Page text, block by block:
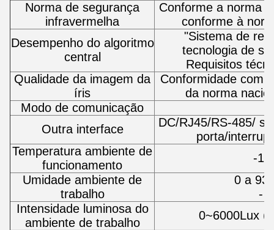
Norma de segurança
infravermelha
Conforme a norma
conforme à
Desempenho do algoritmo
central
"Sistema de
tecnologia de
Requisitos
Qualidade da imagem da
íris
Conformidade com
da norma
Modo de comunicação
Outra interface
DC/RJ45/RS-485/
porta/
Temperatura ambiente de
funcionamento
-
Umidade ambiente de
trabalho
0 a
-
Intensidade luminosa do
ambiente de trabalho
0~6000Lux